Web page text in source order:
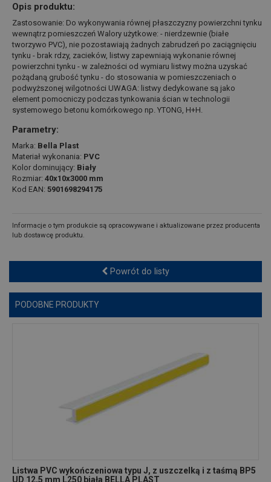
Opis produktu:
Zastosowanie: Do wykonywania równej płaszczyzny powierzchni tynku
wewnątrz pomieszczeń Walory użytkowe: - nierdzewnie (białe
tworzywo PVC), nie pozostawiają żadnych zabrudzeń po zaciągnięciu
tynku - brak rdzy, zacieków, listwy zapewniają wykonanie równej
powierzchni tynku - w zależności od wymiaru listwy można uzyskać
pożądaną grubość tynku - do stosowania w pomieszczeniach o
podwyższonej wilgotności UWAGA: listwy dedykowane są jako
element pomocniczy podczas tynkowania ścian w technologii
systemowego betonu komórkowego np. YTONG, H+H.
Parametry:
Marka: Bella Plast
Materiał wykonania: PVC
Kolor dominujący: Biały
Rozmiar: 40x10x3000 mm
Kod EAN: 5901698294175
Informacje o tym produkcie są opracowywane i aktualizowane przez producenta
lub dostawcę produktu.
Powrót do listy
PODOBNE PRODUKTY
Listwa PVC wykończeniowa typu J, z uszczelką i z taśmą BP5
UD 12,5 mm L250 biała BELLA PLAST